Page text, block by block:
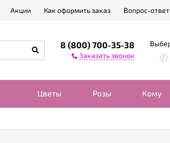
Акции Как оформить заказ Вопрос-ответ
8 (800) 700-35-38
Заказать звонок
Цветы Розы Кому